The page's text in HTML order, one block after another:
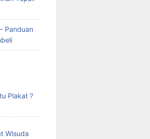
Panduan
Plakat ?
Wisuda